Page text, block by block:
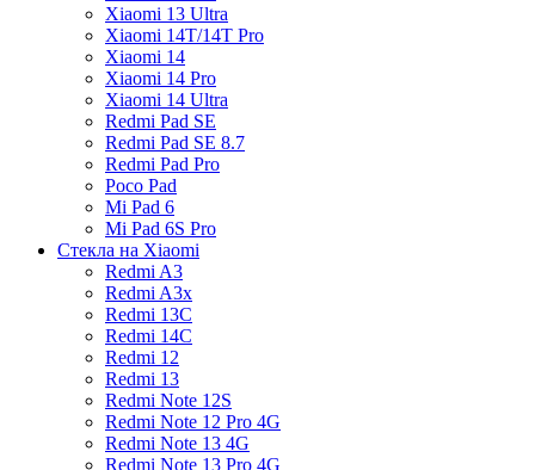
Xiaomi 13 Ultra
Xiaomi 14T/14T Pro
Xiaomi 14
Xiaomi 14 Pro
Xiaomi 14 Ultra
Redmi Pad SE
Redmi Pad SE 8.7
Redmi Pad Pro
Poco Pad
Mi Pad 6
Mi Pad 6S Pro
Стекла на Xiaomi
Redmi A3
Redmi A3x
Redmi 13C
Redmi 14C
Redmi 12
Redmi 13
Redmi Note 12S
Redmi Note 12 Pro 4G
Redmi Note 13 4G
Redmi Note 13 Pro 4G